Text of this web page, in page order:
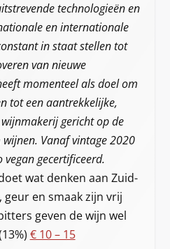
technologieën en
en internationale
in staat stellen tot
van nieuwe
momenteel als doel om
tot een aantrekkelijke,
gericht op de
Vanaf vintage 2020
gecertificeerd.
wat denken aan Zuid-
en smaak zijn vrij
geven de wijn wel
€ 10 – 15